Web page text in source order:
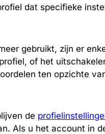
dat specifieke
gebruikt, zijn er
of het
ten opzichte
de
Als u het account in